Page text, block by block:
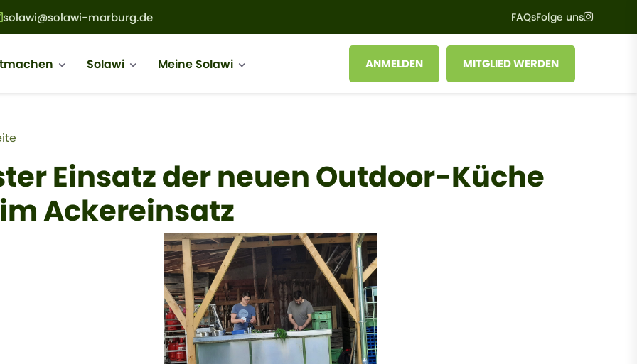
solawi@solawi-marburg.de FAQsFolge uns
Solawi Meine Solawi
User account menu
ANMELDEN MITGLIED WERDEN
Einsatz der neuen Outdoor-Küche
Ackereinsatz